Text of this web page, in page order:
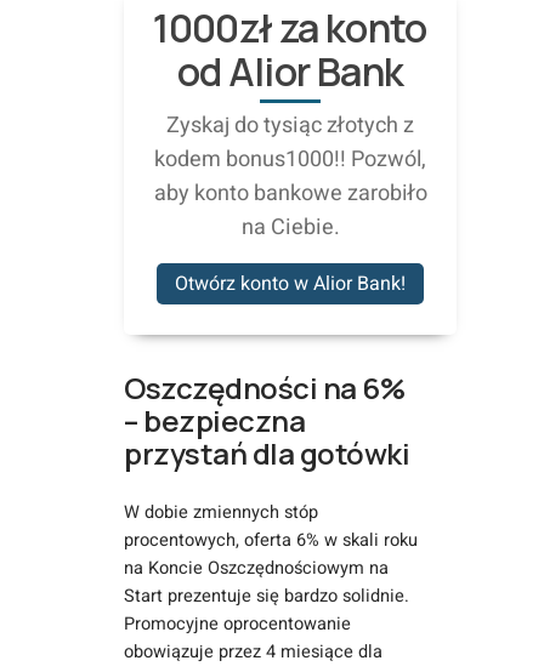
1000zł za konto
od Alior Bank
Zyskaj do tysiąc złotych z
kodem bonus1000!! Pozwól,
aby konto bankowe zarobiło
na Ciebie.
Otwórz konto w Alior Bank!
Oszczędności na 6%
– bezpieczna
przystań dla gotówki
W dobie zmiennych stóp
procentowych, oferta 6% w skali roku
na Koncie Oszczędnościowym na
Start prezentuje się bardzo solidnie.
Promocyjne oprocentowanie
obowiązuje przez 4 miesiące dla